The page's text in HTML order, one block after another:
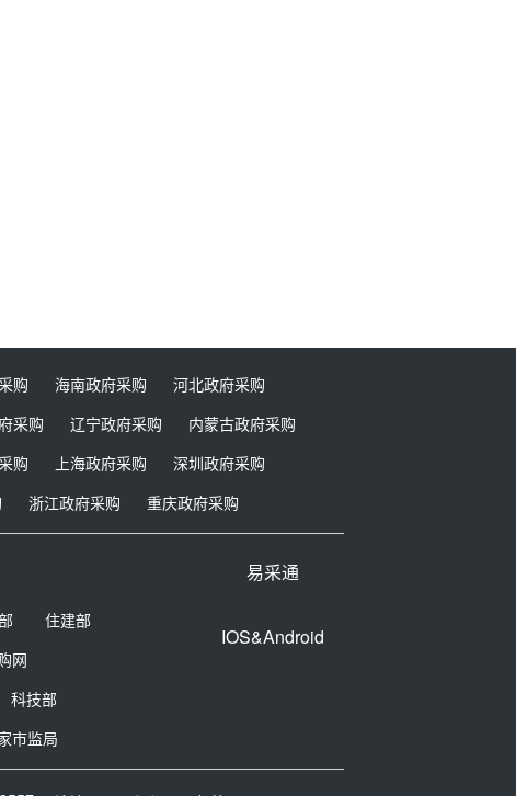
购 海南政府采购
河北政府采购
采购 辽宁政府采购
内蒙古政府采购
购 上海政府采购
深圳政府采购
浙江政府采购 重庆政府采购
易采通
IOS&Android
住建部
网
科技部
市监局